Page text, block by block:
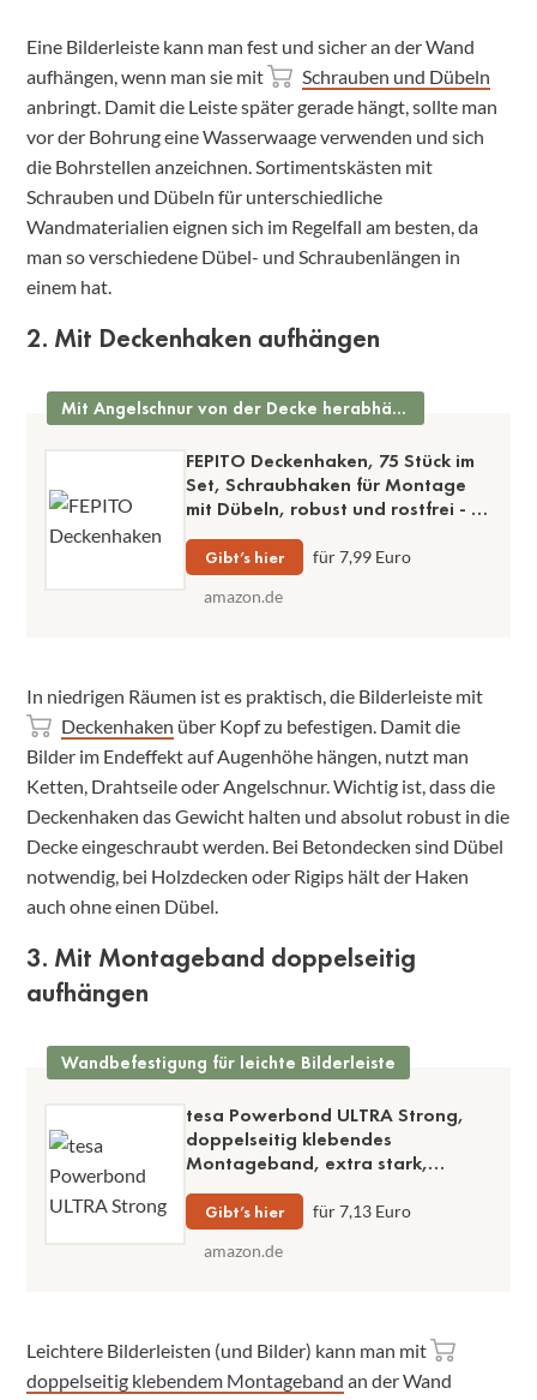
Eine Bilderleiste kann man fest und sicher an der Wand
aufhängen, wenn man sie mit
Schrauben und Dübeln
anbringt. Damit die Leiste später gerade hängt, sollte man
vor der Bohrung eine Wasserwaage verwenden und sich
die Bohrstellen anzeichnen. Sortimentskästen mit
Schrauben und Dübeln für unterschiedliche
Wandmaterialien eignen sich im Regelfall am besten, da
man so verschiedene Dübel- und Schraubenlängen in
einem hat.
2. Mit Deckenhaken aufhängen
Mit Angelschnur von der Decke herabhängen lassen
FEPITO Deckenhaken, 75 Stück im
Set, Schraubhaken für Montage
mit Dübeln, robust und rostfrei - 6
verschiedene Größen
Gibt’s hier
für 7,99 Euro
amazon.de
In niedrigen Räumen ist es praktisch, die Bilderleiste mit
Deckenhaken über Kopf zu befestigen. Damit die
Bilder im Endeffekt auf Augenhöhe hängen, nutzt man
Ketten, Drahtseile oder Angelschnur. Wichtig ist, dass die
Deckenhaken das Gewicht halten und absolut robust in die
Decke eingeschraubt werden. Bei Betondecken sind Dübel
notwendig, bei Holzdecken oder Rigips hält der Haken
auch ohne einen Dübel.
3. Mit Montageband doppelseitig
aufhängen
Wandbefestigung für leichte Bilderleiste
tesa Powerbond ULTRA Strong,
doppelseitig klebendes
Montageband, extra stark,
permanente Befestigung Indoor
und Outdoor
Gibt’s hier
für 7,13 Euro
amazon.de
Leichtere Bilderleisten (und Bilder) kann man mit
doppelseitig klebendem Montageband an der Wand